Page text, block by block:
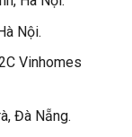
Nội.
Vinhomes
Đà Nẵng.